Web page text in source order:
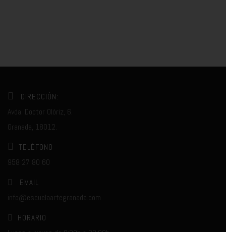
DIRECCIÓN:
Avda. Doctor Olóriz, 6.
Granada, 18012.
TELÉFONO
958 27 80 60
EMAIL
info@escuelaartegranada.com
HORARIO